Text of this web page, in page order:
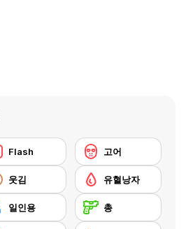
Flash 고어
웃김 유혈낭자
일인용 총